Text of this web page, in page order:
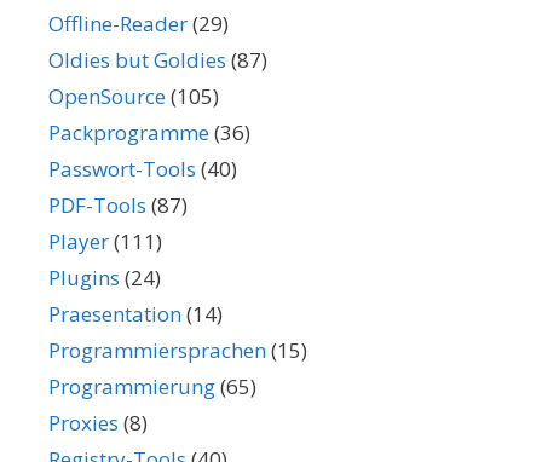
Offline-Reader(29)
Oldies but Goldies (87)
OpenSource(105)
Packprogramme(36)
Passwort-Tools (40)
PDF-Tools (87)
Player(111)
Plugins (24)
Praesentation(14)
Programmiersprachen(15)
Programmierung(65)
Proxies (8)